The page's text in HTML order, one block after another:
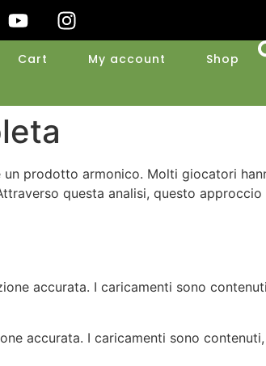
Cart My account Shop
un prodotto armonico. Molti giocatori
questa analisi, questo approccio
accurata. I caricamenti sono
accurata. I caricamenti sono